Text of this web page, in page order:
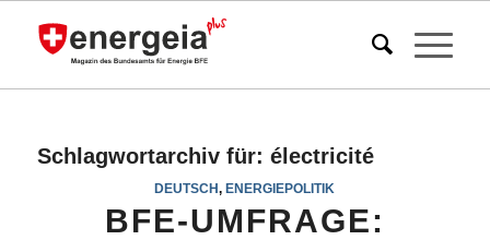
Schlagwortarchiv für: électricité
DEUTSCH,ENERGIEPOLITIK
BFE-UMFRAGE: